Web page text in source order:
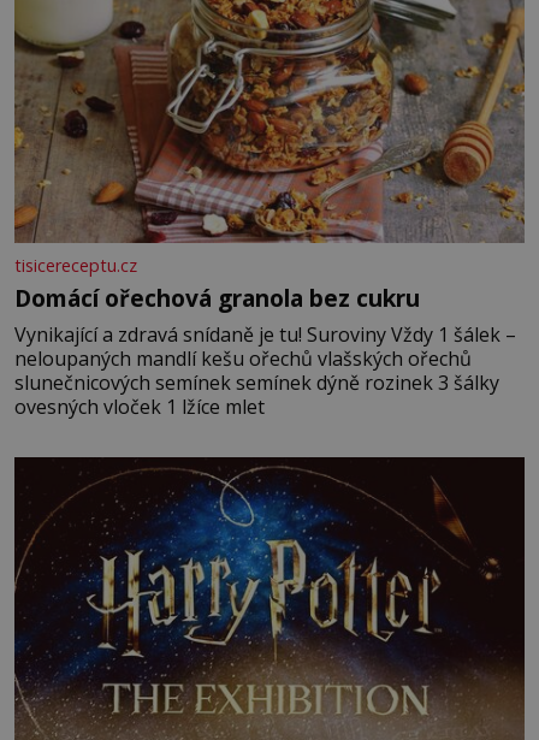
tisicereceptu.cz
Domácí ořechová granola bez cukru
Vynikající a zdravá snídaně je tu! Suroviny Vždy 1 šálek –
neloupaných mandlí kešu ořechů vlašských ořechů
slunečnicových semínek semínek dýně rozinek 3 šálky
ovesných vloček 1 lžíce mlet